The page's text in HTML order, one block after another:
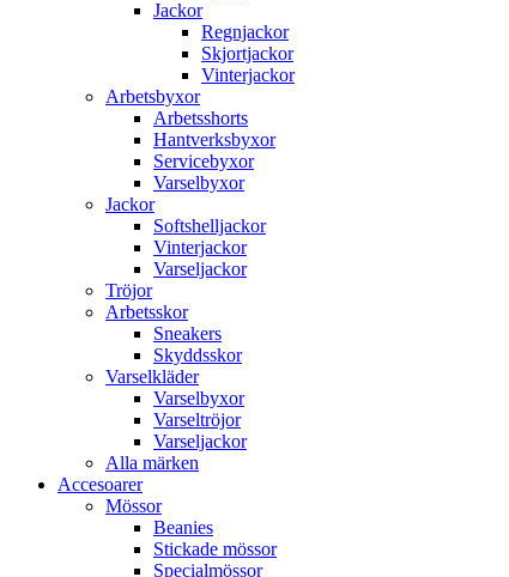
Jackor
Regnjackor
Skjortjackor
Vinterjackor
Arbetsbyxor
Arbetsshorts
Hantverksbyxor
Servicebyxor
Varselbyxor
Jackor
Softshelljackor
Vinterjackor
Varseljackor
Tröjor
Arbetsskor
Sneakers
Skyddsskor
Varselkläder
Varselbyxor
Varseltröjor
Varseljackor
Alla märken
Accesoarer
Mössor
Beanies
Stickade mössor
Specialmössor